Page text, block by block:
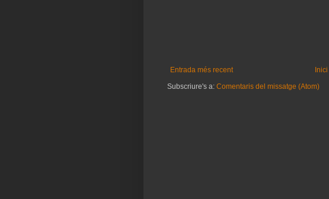
Entrada més recent
Inici
Subscriure's a: Comentaris del missatge (Atom)